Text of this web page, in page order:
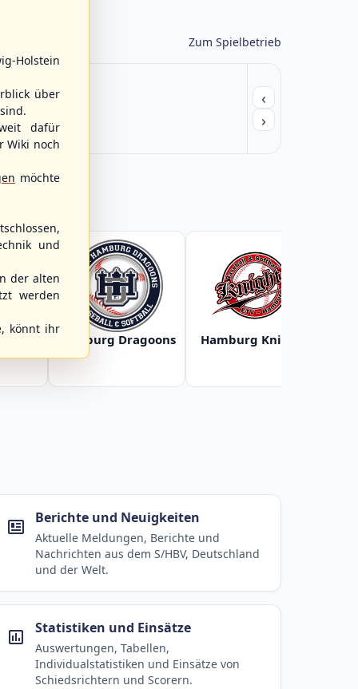
Zum Spielbetrieb
‹
›
Hamburg Dragoons Hamburg Knights
Berichte und Neuigkeiten
Aktuelle Meldungen, Berichte und
Nachrichten aus dem S/HBV, Deutschland
und der Welt.
Statistiken und Einsätze
Auswertungen, Tabellen,
Individualstatistiken und Einsätze von
Schiedsrichtern und Scorern.
Holstein
über
dafür
Wiki noch
möchte
und
der alten
werden
könnt ihr